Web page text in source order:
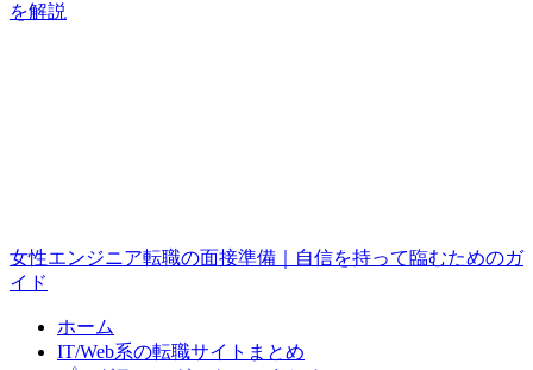
を解説
女性エンジニア転職の面接準備｜自信を持って臨むためのガ
イド
ホーム
IT/Web系の転職サイトまとめ